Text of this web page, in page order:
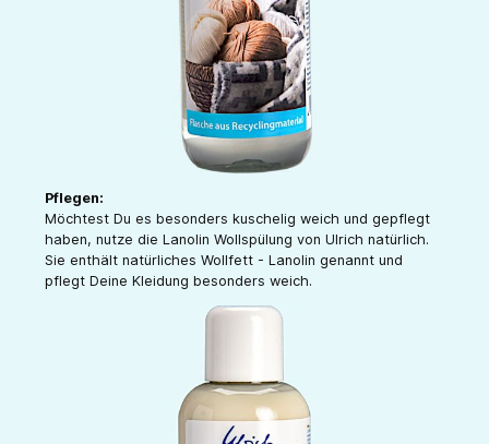
Pflegen:
Möchtest Du es besonders kuschelig weich und gepflegt
haben, nutze die Lanolin Wollspülung von Ulrich natürlich.
Sie enthält natürliches Wollfett - Lanolin genannt und
pflegt Deine Kleidung besonders weich.